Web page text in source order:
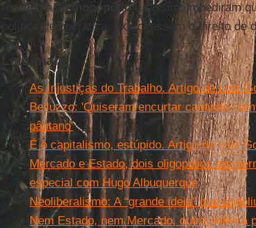
tendência ao monopólioe, assim, impediram
política democrática, exercitassem o direito de
Leia mais
As Injustiças do Trabalho. Artigo de Luiz
Belluzzo: 'Quiseram encurtar caminho
pântano'
É o capitalismo, estúpido. Artigo de Luiz
Mercado e Estado, dois oligopólios em
especial com Hugo Albuquerque
Neoliberalismo: A “grande ideia” que
Nem Estado, nem Mercado, outra política